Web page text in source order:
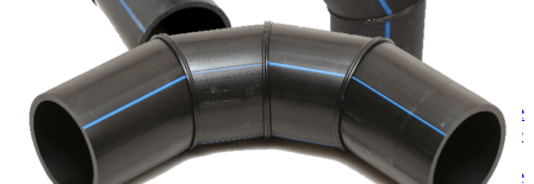
Кран шаровой латунный для ВОДЫ
ВР/НР, НИКЕЛИР-Й, ручка-рычаг
Стальные
Муфтовые
Под приварку
Краны шаровые полнопроходные
Краны шаровые редуцированные
Фланцевые
Краны шаровые полнопроходные